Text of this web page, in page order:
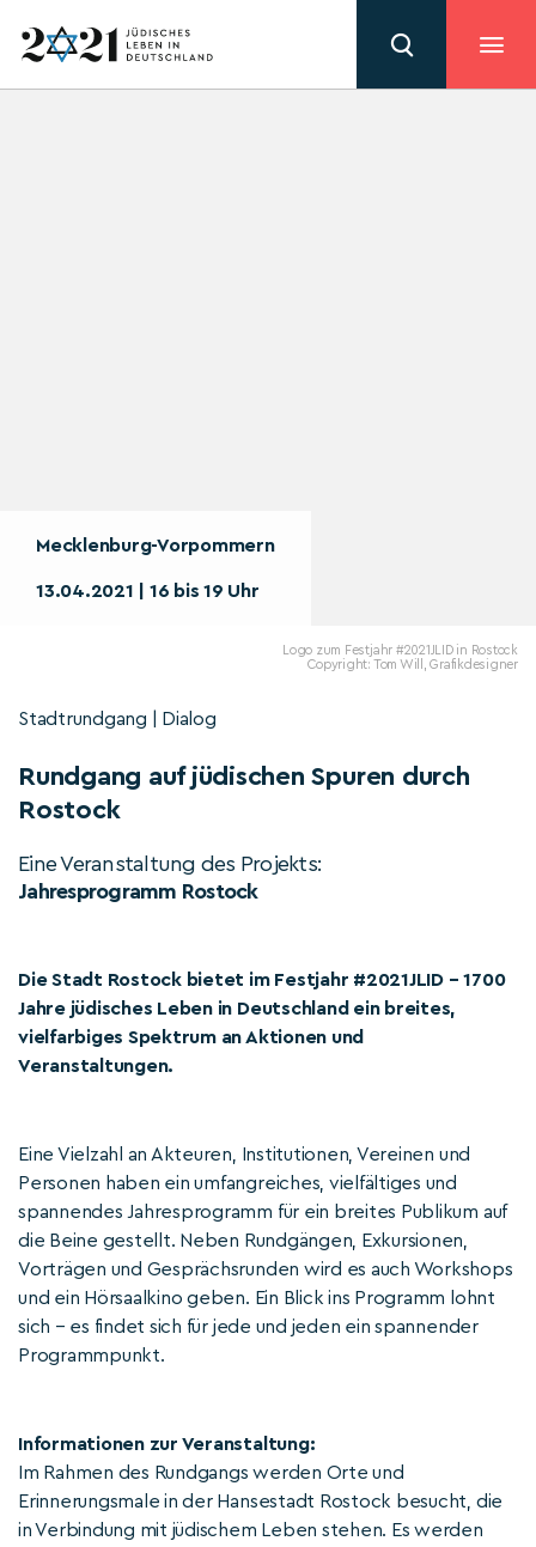
Mecklenburg-Vorpommern
13.04.2021 | 16 bis 19 Uhr
Logo zum Festjahr #2021JLID in Rostock
Copyright: Tom Will, Grafikdesigner
Stadtrundgang | Dialog
Rundgang auf jüdischen Spuren durch
Rostock
Eine Veranstaltung des Projekts:
Jahresprogramm Rostock
Die Stadt Rostock bietet im Festjahr #2021JLID – 1700
Jahre jüdisches Leben in Deutschland ein breites,
vielfarbiges Spektrum an Aktionen und
Veranstaltungen.
Eine Vielzahl an Akteuren, Institutionen, Vereinen und
Personen haben ein umfangreiches, vielfältiges und
spannendes Jahresprogramm für ein breites Publikum auf
die Beine gestellt. Neben Rundgängen, Exkursionen,
Vorträgen und Gesprächsrunden wird es auch Workshops
und ein Hörsaalkino geben. Ein Blick ins Programm lohnt
sich – es findet sich für jede und jeden ein spannender
Programmpunkt.
Informationen zur Veranstaltung:
Im Rahmen des Rundgangs werden Orte und
Erinnerungsmale in der Hansestadt Rostock besucht, die
in Verbindung mit jüdischem Leben stehen. Es werden